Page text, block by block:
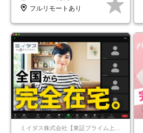
フルリモートあり
ミイダス株式会社【東証プライム上場パーソルグループ】